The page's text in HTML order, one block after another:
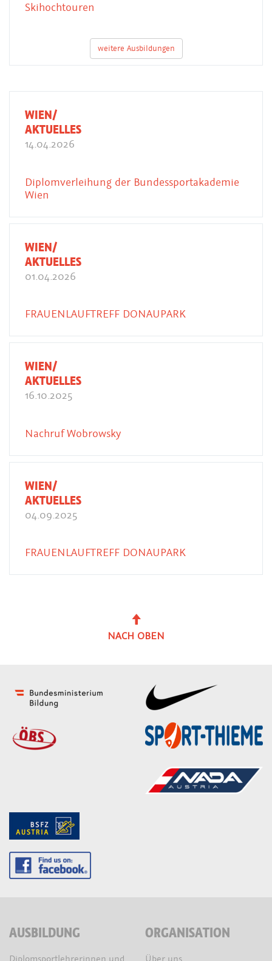
Skihochtouren
weitere Ausbildungen
WIEN/
AKTUELLES
14.04.2026
Diplomverleihung der Bundessportakademie
Wien
WIEN/
AKTUELLES
01.04.2026
FRAUENLAUFTREFF DONAUPARK
WIEN/
AKTUELLES
16.10.2025
Nachruf Wobrowsky
WIEN/
AKTUELLES
04.09.2025
FRAUENLAUFTREFF DONAUPARK
NACH OBEN
AUSBILDUNG ORGANISATION